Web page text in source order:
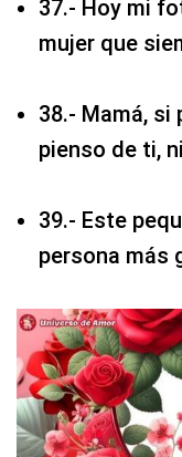
37.- Hoy mi
mujer que
38.- Mamá,
pienso de ti,
39.- Este
persona más